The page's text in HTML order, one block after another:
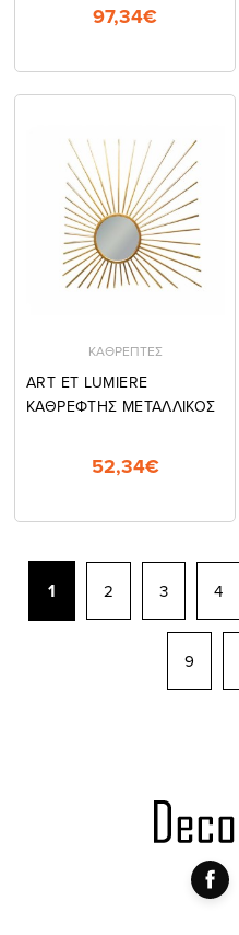
97,34€
ΚΑΘΡΕΠΤΕΣ
ART ET LUMIERE
ΚΑΘΡΕΦΤΗΣ ΜΕΤΑΛΛΙΚΟΣ
52,34€
1 2 3 4
9